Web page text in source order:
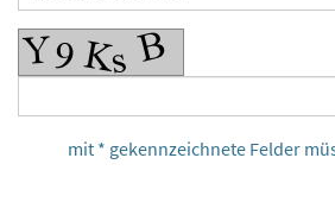
mit * gekennzeichnete Felder